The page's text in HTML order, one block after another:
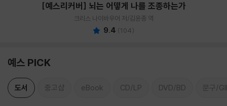
[예스리커버] 뇌는 어떻게 나를 조종하는가
크리스 나이바우어 저/김윤종 역
9.4 (104)
예스 PICK
도서 중고샵 eBook CD/LP DVD/BD 문구/